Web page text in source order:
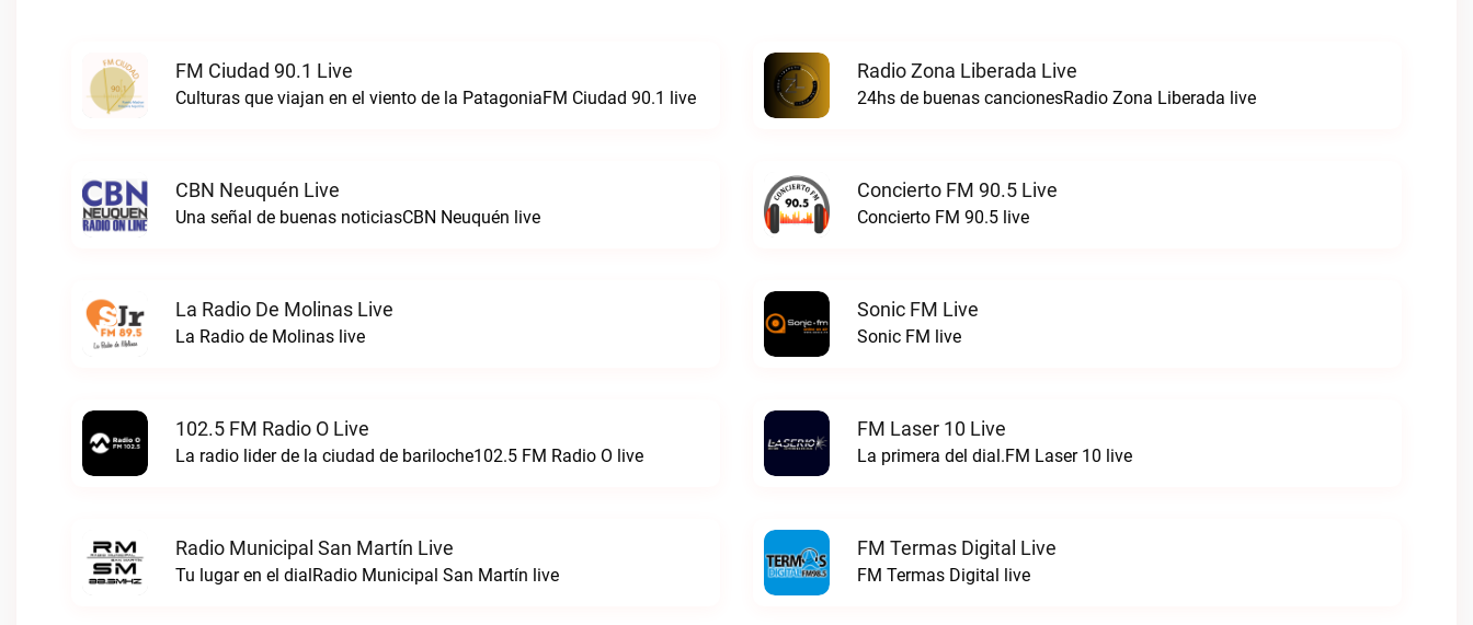
FM Ciudad 90.1 Live
Culturas que viajan en el viento de la PatagoniaFM Ciudad 90.1 live
Radio Zona Liberada Live
24hs de buenas cancionesRadio Zona Liberada live
CBN Neuquén Live
Una señal de buenas noticiasCBN Neuquén live
Concierto FM 90.5 Live
Concierto FM 90.5 live
La Radio De Molinas Live
La Radio de Molinas live
Sonic FM Live
Sonic FM live
102.5 FM Radio O Live
La radio lider de la ciudad de bariloche102.5 FM Radio O live
FM Laser 10 Live
La primera del dial.FM Laser 10 live
Radio Municipal San Martín Live
Tu lugar en el dialRadio Municipal San Martín live
FM Termas Digital Live
FM Termas Digital live